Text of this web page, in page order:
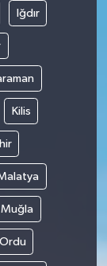
Iğdır
Kilis
Muğla
Ordu